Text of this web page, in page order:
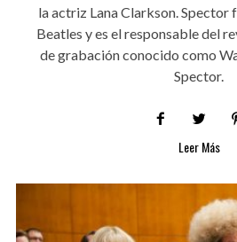
la actriz Lana Clarkson. Spector
Beatles y es el responsable del
de grabación conocido como
Spector.
Leer Más